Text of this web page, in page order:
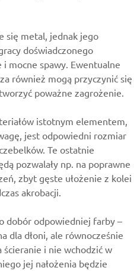
się metal, jednak jego
doświadczonego
mocne spawy. Ewentualne
również mogą przyczynić się
poważne zagrożenie.
istotnym elementem,
jest odpowiedni rozmiar
Te ostatnie
pozwalały np. na poprawne
zbyt gęste ułożenie z kolei
akrobacji.
dobór odpowiedniej farby –
dla dłoni, ale równocześnie
ścieranie i nie wchodzić w
jej nałożenia będzie